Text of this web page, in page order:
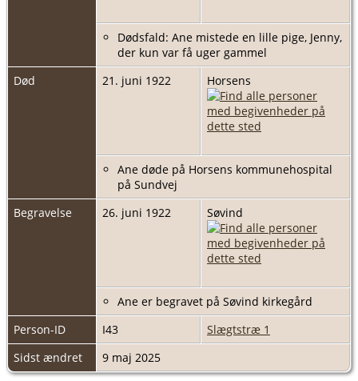
Dødsfald: Ane mistede en lille pige, Jenny,
der kun var få uger gammel
Død
21. juni 1922 Horsens
Ane døde på Horsens kommunehospital
på Sundvej
Begravelse
26. juni 1922 Søvind
Ane er begravet på Søvind kirkegård
Person-ID
I43
Slægtstræ 1
Sidst ændret
9 maj 2025